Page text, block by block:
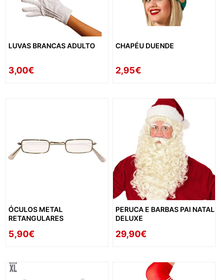
LUVAS BRANCAS ADULTO
3,00€
CHAPÉU DUENDE
2,95€
ÓCULOS METAL
RETANGULARES
5,90€
PERUCA E BARBAS PAI NATAL
DELUXE
29,90€